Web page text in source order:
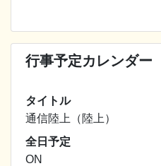
行事予定カレンダー
タイトル
通信陸上（陸上）
全日予定
ON